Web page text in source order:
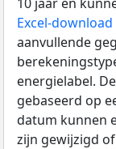
Excel-
aanvullende
energielabel.
gebaseerd op
datum kunnen
zijn gewijzigd